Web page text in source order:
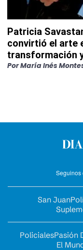
Patricia
convirtió el arte
transformación
PorMaría Inés
Seguinos
San Juan
PolicialesPasión
El